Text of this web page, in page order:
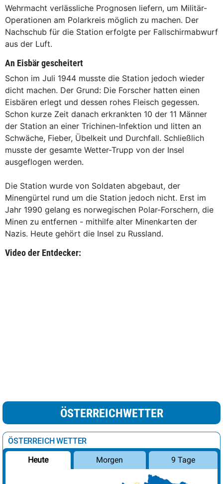
Wehrmacht verlässliche Prognosen liefern, um Militär-
Operationen am Polarkreis möglich zu machen. Der
Nachschub für die Station erfolgte per Fallschirmabwurf
aus der Luft.
An Eisbär gescheitert
Schon im Juli 1944 musste die Station jedoch wieder
dicht machen. Der Grund: Die Forscher hatten einen
Eisbären erlegt und dessen rohes Fleisch gegessen.
Schon kurze Zeit danach erkrankten 10 der 11 Männer
der Station an einer Trichinen-Infektion und litten an
Schwäche, Fieber, Übelkeit und Durchfall. Schließlich
musste der gesamte Wetter-Trupp von der Insel
ausgeflogen werden.
Die Station wurde von Soldaten abgebaut, der
Minengürtel rund um die Station jedoch nicht. Erst im
Jahr 1990 gelang es norwegischen Polar-Forschern, die
Minen zu entfernen - mithilfe alter Minenkarten der
Nazis. Heute gehört die Insel zu Russland.
Video der Entdecker:
ÖSTERREICHWETTER
ÖSTERREICH WETTER
Heute Morgen 9 Tage